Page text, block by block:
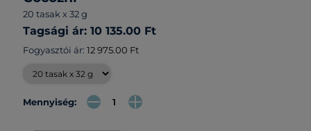
20 tasak x 32 g
Tagsági ár: 10 135.00 Ft
Fogyasztói ár: 12 975.00 Ft
Mennyiség: